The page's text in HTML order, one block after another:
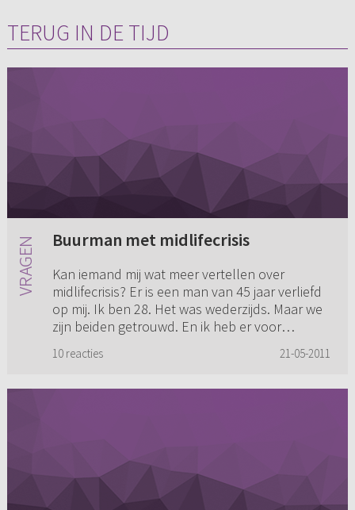
TERUG IN DE TIJD
Buurman met midlifecrisis
Kan iemand mij wat meer vertellen over
midlifecrisis? Er is een man van 45 jaar verliefd
op mij. Ik ben 28. Het was wederzijds. Maar we
zijn beiden getrouwd. En ik heb er voor
10 reacties 21-05-2011